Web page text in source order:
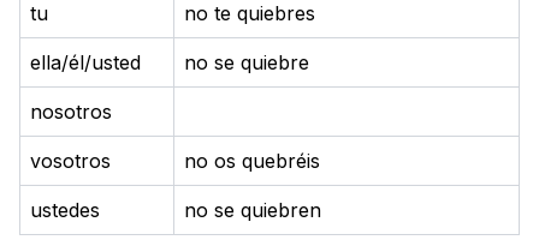
tu no te quiebres
ella/él/usted no se quiebre
nosotros
vosotros no os quebréis
ustedes
no se quiebren